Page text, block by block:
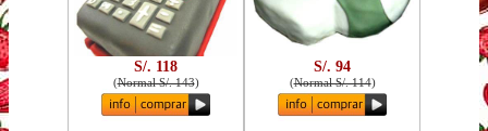
S/. 118
(Normal S/. 143)
S/. 94
(Normal S/. 114)